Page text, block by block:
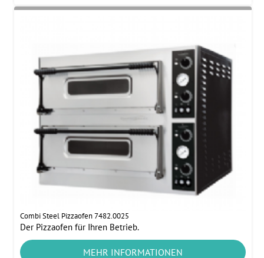
Combi Steel Pizzaofen 7482.0025
Der Pizzaofen für Ihren Betrieb.
MEHR INFORMATIONEN